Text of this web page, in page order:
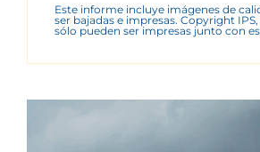
Este informe incluye imágenes de
ser bajadas e impresas. Copyright
sólo pueden ser impresas junto con